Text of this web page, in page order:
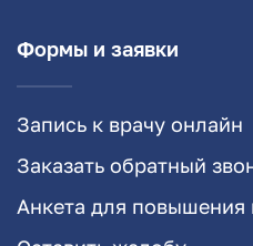
Формы и заявки
Запись к врачу онлайн
Заказать обратный
Анкета для повышения